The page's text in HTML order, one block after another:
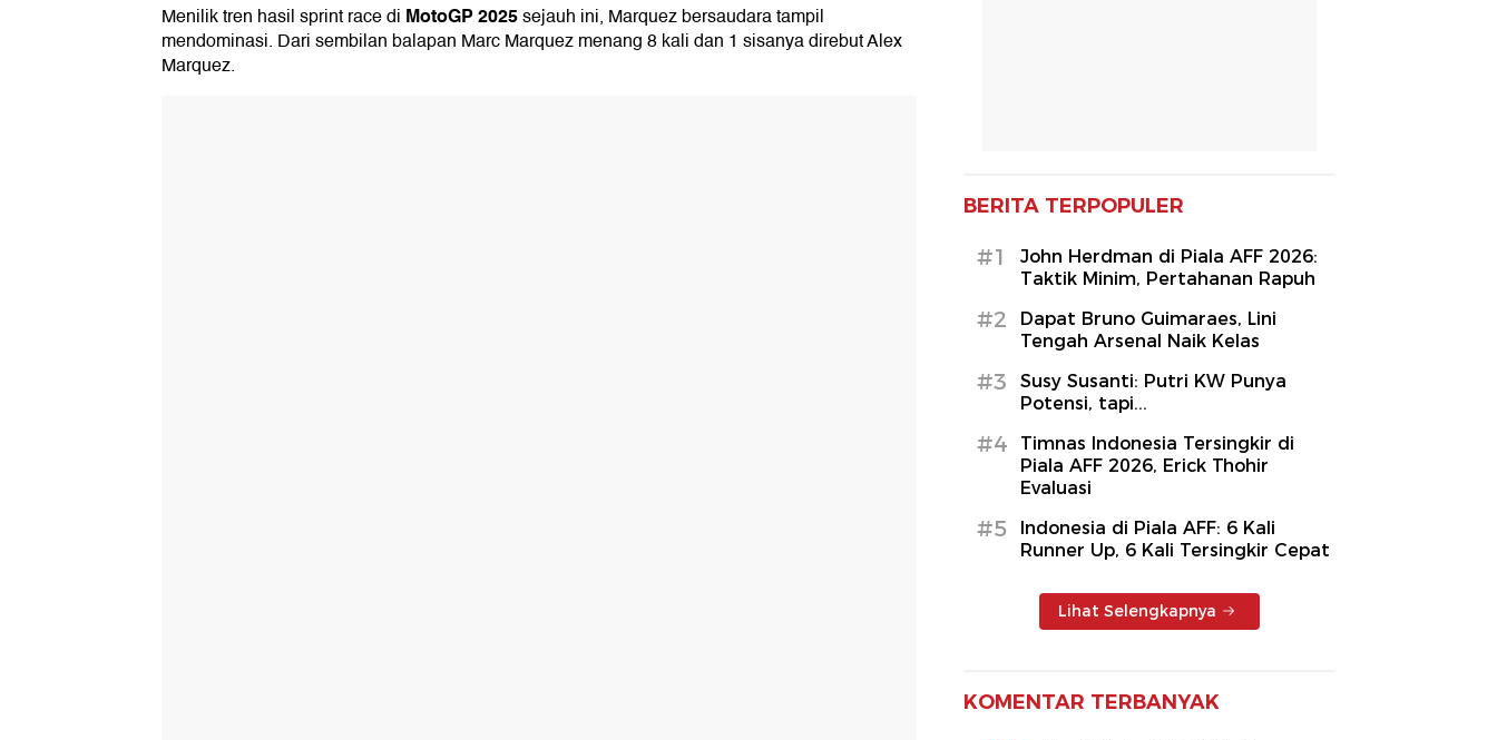
Menilik tren hasil sprint race di MotoGP 2025sejauh ini, Marquez bersaudara tampil
mendominasi. Dari sembilan balapan Marc Marquez menang 8 kali dan 1 sisanya direbut Alex
Marquez.
BERITA TERPOPULER
#1
John Herdman di Piala AFF 2026:
Taktik Minim, Pertahanan Rapuh
#2
Dapat Bruno Guimaraes, Lini
Tengah Arsenal Naik Kelas
#3
Susy Susanti: Putri KW Punya
Potensi, tapi...
#4
Timnas Indonesia Tersingkir di
Piala AFF 2026, Erick Thohir
Evaluasi
#5
Indonesia di Piala AFF: 6 Kali
Runner Up, 6 Kali Tersingkir Cepat
Lihat Selengkapnya
KOMENTAR TERBANYAK